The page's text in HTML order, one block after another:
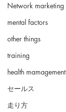
Network marketing
mental factors
other things
training
health mamagement
セールス
走り方